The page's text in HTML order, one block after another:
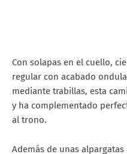
Con solapas en el cuello,
regular con acabado
mediante trabillas, esta
y ha complementado
al trono.
Además de unas